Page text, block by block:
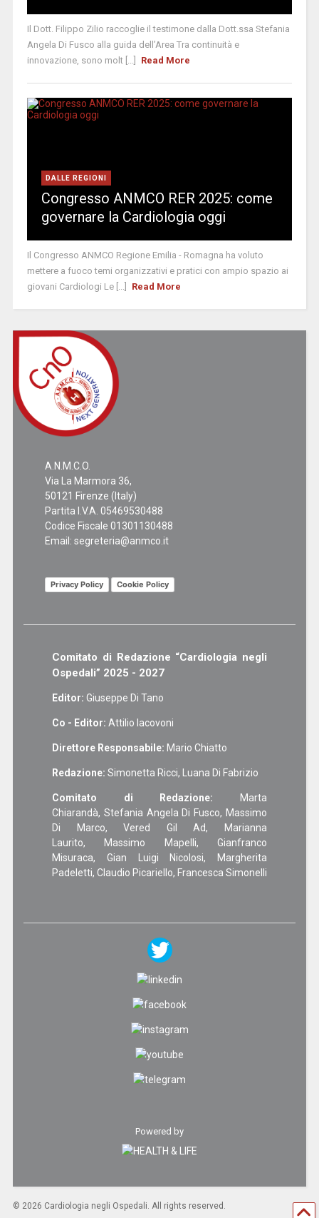
Il Dott. Filippo Zilio raccoglie il testimone dalla Dott.ssa Stefania
Angela Di Fusco alla guida dell’Area Tra continuità e
innovazione, sono molt [...]
Read More
DALLE REGIONI
Congresso ANMCO RER 2025: come
governare la Cardiologia oggi
Il Congresso ANMCO Regione Emilia - Romagna ha voluto
mettere a fuoco temi organizzativi e pratici con ampio spazio ai
giovani Cardiologi Le [...]
Read More
A.N.M.C.O.
Via La Marmora 36,
50121 Firenze (Italy)
Partita I.V.A. 05469530488
Codice Fiscale 01301130488
Email: segreteria@anmco.it
Privacy Policy Cookie Policy
Comitato di Redazione “Cardiologia negli
Ospedali” 2025 - 2027
Editor: Giuseppe Di Tano
Co - Editor: Attilio Iacovoni
Direttore Responsabile: Mario Chiatto
Redazione: Simonetta Ricci, Luana Di Fabrizio
Comitato di Redazione: Marta
Chiarandà, Stefania Angela Di Fusco, Massimo
Di Marco, Vered Gil Ad, Marianna
Laurito, Massimo Mapelli, Gianfranco
Misuraca, Gian Luigi Nicolosi, Margherita
Padeletti, Claudio Picariello, Francesca Simonelli
Powered by
© 2026 Cardiologia negli Ospedali. All rights reserved.